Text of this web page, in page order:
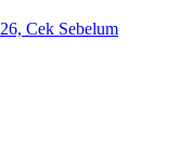
Cek Sebelum